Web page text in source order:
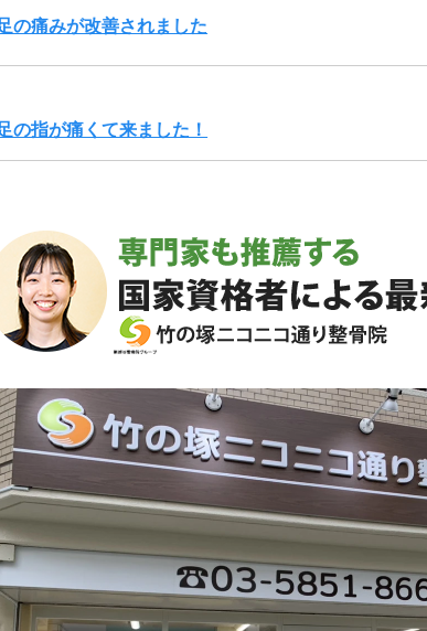
の痛みが改善されました
の指が痛くて来ました！